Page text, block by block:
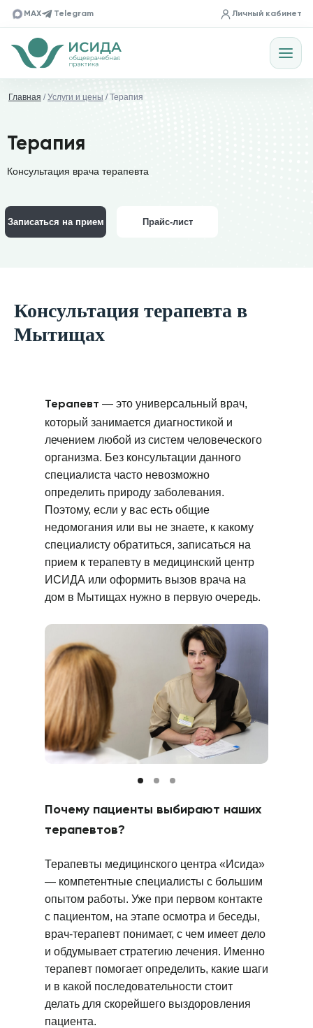
MAX Telegram Личный кабинет
Главная /Услуги и цены / Терапия
Терапия
Записаться на прием Прайс-лист
Консультация врача терапевта
Консультация терапевта в
Мытищах
Терапевт — это универсальный врач,
который занимается диагностикой и
лечением любой из систем человеческого
организма. Без консультации данного
специалиста часто невозможно
определить природу заболевания.
Поэтому, если у вас есть общие
недомогания или вы не знаете, к какому
специалисту обратиться, записаться на
прием к терапевту в медицинский центр
ИСИДА или оформить вызов врача на
дом в Мытищах нужно в первую очередь.
Почему пациенты выбирают наших
терапевтов?
Терапевты медицинского центра «Исида»
— компетентные специалисты с большим
опытом работы. Уже при первом контакте
с пациентом, на этапе осмотра и беседы,
врач-терапевт понимает, с чем имеет дело
и обдумывает стратегию лечения. Именно
терапевт помогает определить, какие шаги
и в какой последовательности стоит
делать для скорейшего выздоровления
пациента.